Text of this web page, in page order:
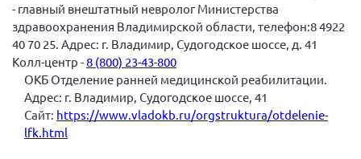
Общероссийская РС
Алтайский край
Архангельская область
Брянская область
Владимирская область
Волгоградская область
- главный внештатный невролог Министерства
здравоохранения Владимирской области, телефон:8 4922
40 70 25. Адрес: г. Владимир, Судогодское шоссе, д. 41
Колл-центр -8 (800) 23-43-800
ОКБ Отделение ранней медицинской реабилитации.
Адрес: г. Владимир, Судогодское шоссе, 41
Сайт: https://www.vladokb.ru/orgstruktura/otdelenie-
lfk.html